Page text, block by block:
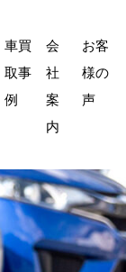
車買
取事
例
会
社
案
内
お客
様の
声